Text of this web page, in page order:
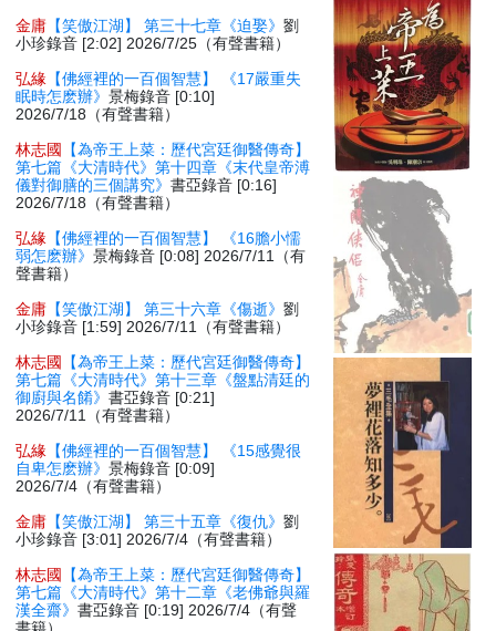
金庸 【笑傲江湖】 第三十七章《迫娶》劉
小珍錄音 [2:02] 2026/7/25（有聲書籍）
弘緣 【佛經裡的一百個智慧】 《17嚴重失
眠時怎麽辦》景梅錄音 [0:10]
2026/7/18（有聲書籍）
林志國
【為帝王上菜：歷代宮廷御醫傳奇】
第七篇《大清時代》第十四章《末代皇帝溥
儀對御膳的三個講究》書亞錄音 [0:16]
2026/7/18（有聲書籍）
弘緣 【佛經裡的一百個智慧】 《16膽小懦
弱怎麽辦》景梅錄音 [0:08] 2026/7/11（有
聲書籍）
金庸 【笑傲江湖】 第三十六章《傷逝》劉
小珍錄音 [1:59] 2026/7/11（有聲書籍）
林志國
【為帝王上菜：歷代宮廷御醫傳奇】
第七篇《大清時代》第十三章《盤點清廷的
御廚與名餚》書亞錄音 [0:21]
2026/7/11（有聲書籍）
弘緣 【佛經裡的一百個智慧】 《15感覺很
自卑怎麽辦》景梅錄音 [0:09]
2026/7/4（有聲書籍）
金庸 【笑傲江湖】 第三十五章《復仇》劉
小珍錄音 [3:01] 2026/7/4（有聲書籍）
林志國
【為帝王上菜：歷代宮廷御醫傳奇】
第七篇《大清時代》第十二章《老佛爺與羅
漢全齋》書亞錄音 [0:19] 2026/7/4（有聲